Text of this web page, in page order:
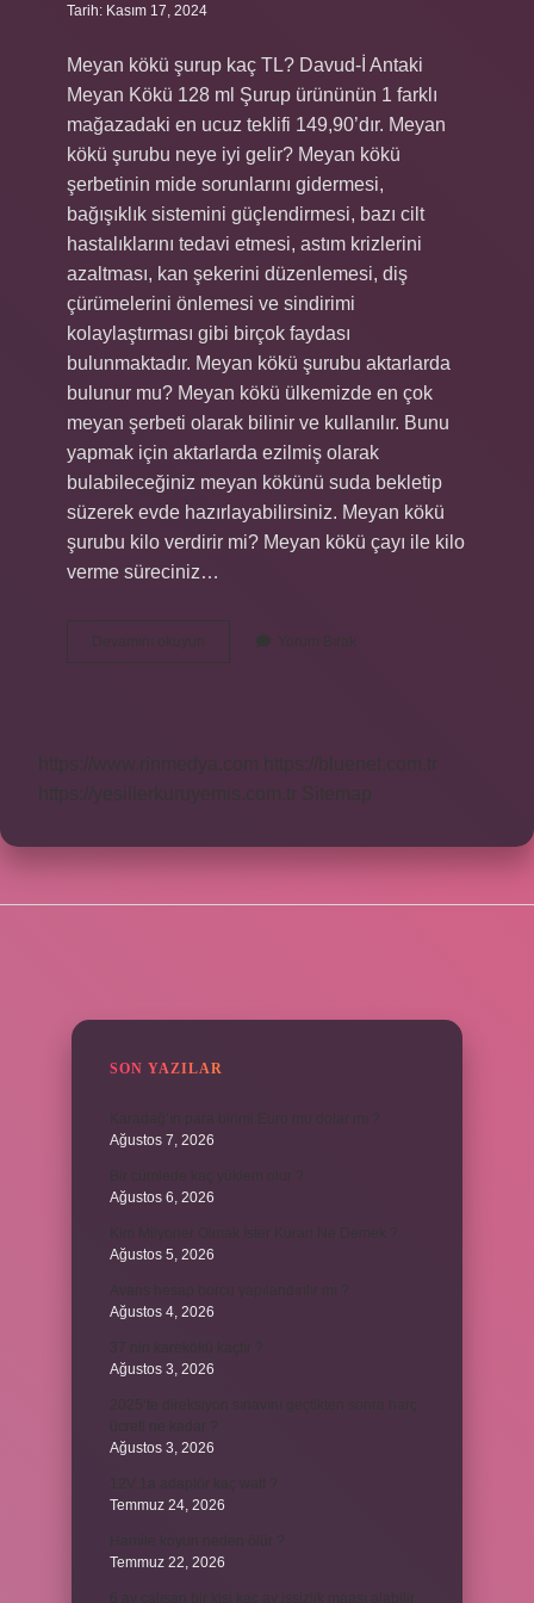
Tarih: Kasım 17, 2024
Meyan kökü şurup kaç TL? Davud-İ Antaki
Meyan Kökü 128 ml Şurup ürününün 1 farklı
mağazadaki en ucuz teklifi 149,90’dır. Meyan
kökü şurubu neye iyi gelir? Meyan kökü
şerbetinin mide sorunlarını gidermesi,
bağışıklık sistemini güçlendirmesi, bazı cilt
hastalıklarını tedavi etmesi, astım krizlerini
azaltması, kan şekerini düzenlemesi, diş
çürümelerini önlemesi ve sindirimi
kolaylaştırması gibi birçok faydası
bulunmaktadır. Meyan kökü şurubu aktarlarda
bulunur mu? Meyan kökü ülkemizde en çok
meyan şerbeti olarak bilinir ve kullanılır. Bunu
yapmak için aktarlarda ezilmiş olarak
bulabileceğiniz meyan kökünü suda bekletip
süzerek evde hazırlayabilirsiniz. Meyan kökü
şurubu kilo verdirir mi? Meyan kökü çayı ile kilo
verme süreciniz…
Devamını okuyun
Kökü
Yorum Bırak
https://www.rinmedya.com
https://bluenet.com.tr
https://yesillerkuruyemis.com.tr Sitemap
SON YAZILAR
Ağustos 7, 2026
Ağustos 6, 2026
Ağustos 5, 2026
Ağustos 4, 2026
Ağustos 3, 2026
Ağustos 3, 2026
Temmuz 24, 2026
Temmuz 22, 2026